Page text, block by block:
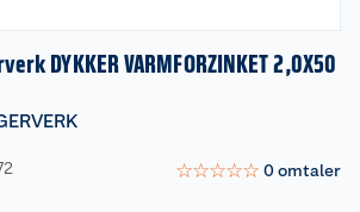
DYKKER VARMFORZINKET 2,0X50
☆☆☆☆☆ 0omtaler